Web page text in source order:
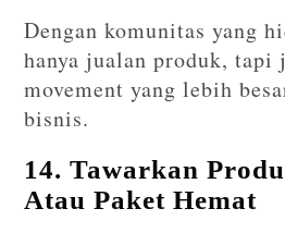
Dengan komunitas yang
hanya jualan produk, tapi
movement yang lebih
bisnis.
14. Tawarkan
Atau Paket Hemat